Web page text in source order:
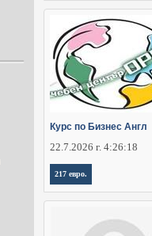
Курс по Бизнес Англ
22.7.2026 г. 4:26:18
217 евро.